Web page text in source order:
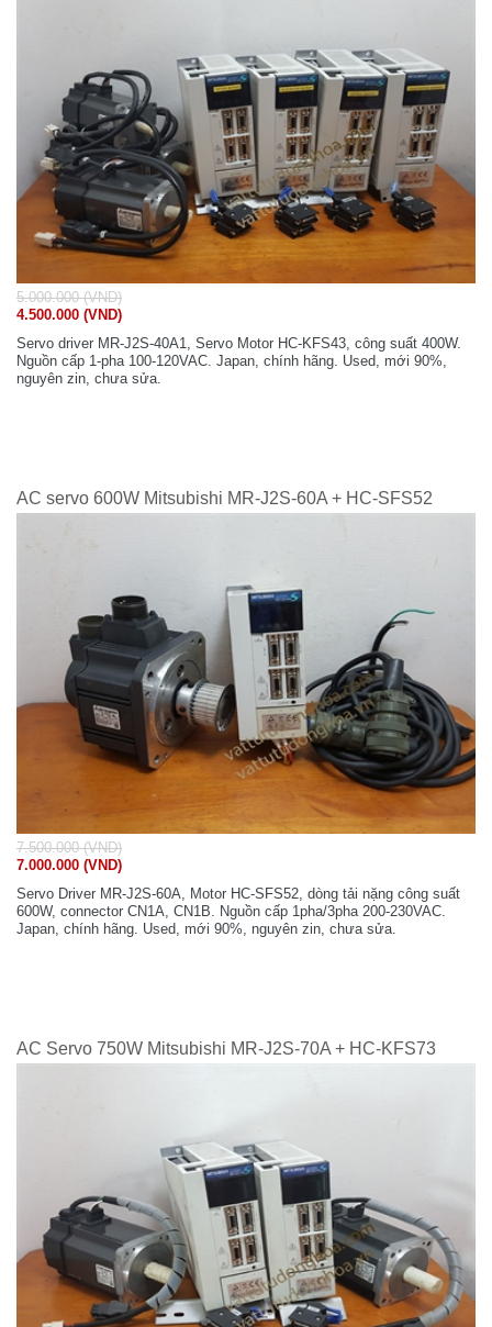
5.000.000 (VND)
4.500.000 (VND)
Servo driver MR-J2S-40A1, Servo Motor HC-KFS43, công suất 400W.
Nguồn cấp 1-pha 100-120VAC. Japan, chính hãng. Used, mới 90%,
nguyên zin, chưa sửa.
AC servo 600W Mitsubishi MR-J2S-60A + HC-SFS52
7.500.000 (VND)
7.000.000 (VND)
Servo Driver MR-J2S-60A, Motor HC-SFS52, dòng tải nặng công suất
600W, connector CN1A, CN1B. Nguồn cấp 1pha/3pha 200-230VAC.
Japan, chính hãng. Used, mới 90%, nguyên zin, chưa sửa.
AC Servo 750W Mitsubishi MR-J2S-70A + HC-KFS73